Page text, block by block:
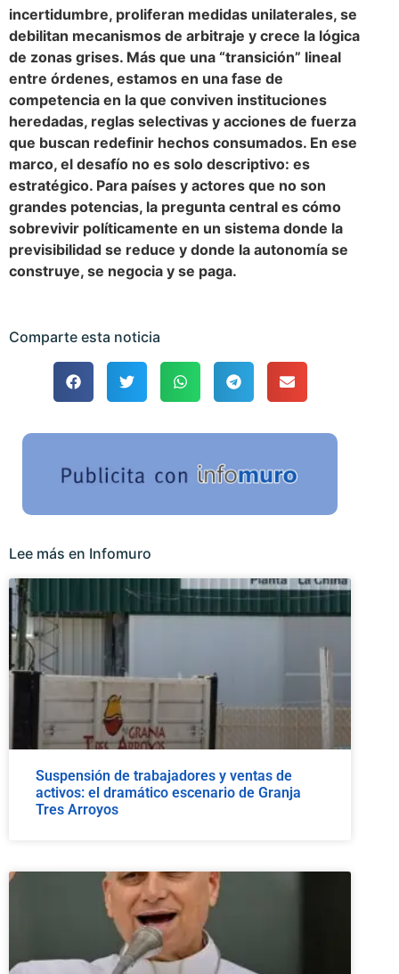
incertidumbre, proliferan medidas unilaterales, se
debilitan mecanismos de arbitraje y crece la lógica
de zonas grises. Más que una “transición” lineal
entre órdenes, estamos en una fase de
competencia en la que conviven instituciones
heredadas, reglas selectivas y acciones de fuerza
que buscan redefinir hechos consumados. En ese
marco, el desafío no es solo descriptivo: es
estratégico. Para países y actores que no son
grandes potencias, la pregunta central es cómo
sobrevivir políticamente en un sistema donde la
previsibilidad se reduce y donde la autonomía se
construye, se negocia y se paga.
Comparte esta noticia
Lee más en Infomuro
Suspensión de trabajadores y ventas de
activos: el dramático escenario de Granja
Tres Arroyos